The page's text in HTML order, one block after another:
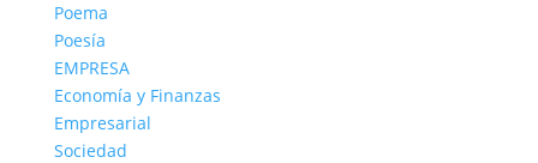
Poema
Poesía
EMPRESA
Economía y Finanzas
Empresarial
Sociedad